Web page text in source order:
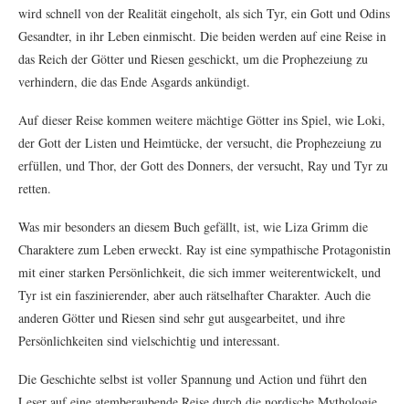
wird schnell von der Realität eingeholt, als sich Tyr, ein Gott und Odins
Gesandter, in ihr Leben einmischt. Die beiden werden auf eine Reise in
das Reich der Götter und Riesen geschickt, um die Prophezeiung zu
verhindern, die das Ende Asgards ankündigt.
Auf dieser Reise kommen weitere mächtige Götter ins Spiel, wie Loki,
der Gott der Listen und Heimtücke, der versucht, die Prophezeiung zu
erfüllen, und Thor, der Gott des Donners, der versucht, Ray und Tyr zu
retten.
Was mir besonders an diesem Buch gefällt, ist, wie Liza Grimm die
Charaktere zum Leben erweckt. Ray ist eine sympathische Protagonistin
mit einer starken Persönlichkeit, die sich immer weiterentwickelt, und
Tyr ist ein faszinierender, aber auch rätselhafter Charakter. Auch die
anderen Götter und Riesen sind sehr gut ausgearbeitet, und ihre
Persönlichkeiten sind vielschichtig und interessant.
Die Geschichte selbst ist voller Spannung und Action und führt den